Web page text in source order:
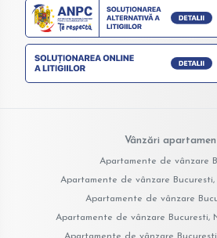
Vânzări
Apartamente de vânzare
Apartamente de vânzare
Apartamente de vânzare
Apartamente de vânzare Bucuresti,